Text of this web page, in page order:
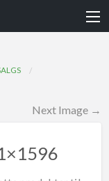
Next Image →